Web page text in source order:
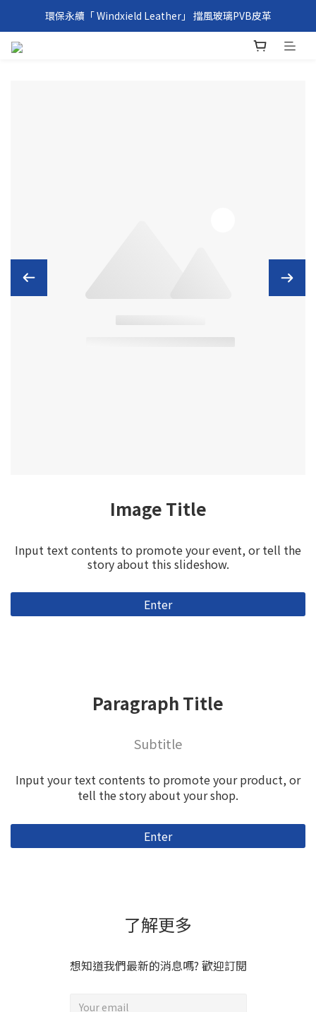
環保永續「 Windxield Leather」 擋風玻璃PVB皮革
環保永續「 Windxield Leather」 擋風玻璃PVB皮革
台港澳消費滿NT$1,000免運，其他地區NT$5,000NT免運
Video Title
Input text contents to promote your event, or tell the
story about this slideshow.
Enter
Paragraph Title
Subtitle
Input your text contents to promote your product, or
tell the story about your shop.
Enter
了解更多
想知道我們最新的消息嗎? 歡迎訂閱